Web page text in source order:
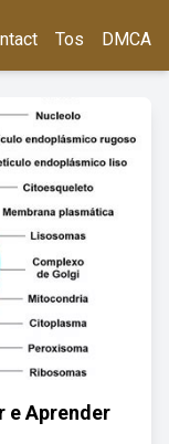
Tos DMCA
e Aprender